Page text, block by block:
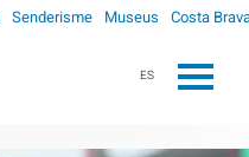
Senderisme Museus Costa
ES